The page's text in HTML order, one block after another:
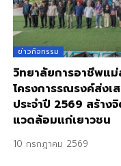
ข่าวกิจกรรม
วิทยาลัยการอาชีพแ
โครงการรณรงค์ส่งเ
ประจำปี 2569 สร้าง
แวดล้อมแก่เยาวชน
10 กรกฎาคม 2569